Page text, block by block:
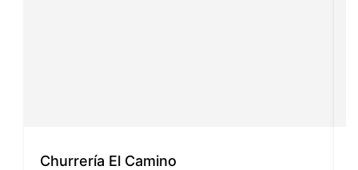
Churrería El Camino